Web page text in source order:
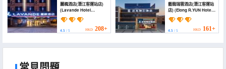
麗楓酒店(潛江客運站店)
(Lavande Hotel
(Qianjiang Bus
Terminal))
4.5 / 5 HKD 208+
藝龍瑞雲酒店(潛江客運站
店) (Elong R.YUN Hotel
(Qianjiang Passenger
Transport Terminal
Branch))
4.5/ 5 HKD 161+